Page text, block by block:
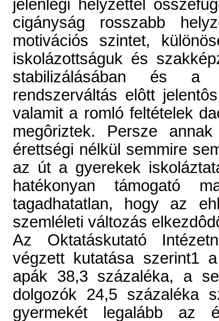
jelenlegi helyzettel
cigányság rosszabb
motivációs szintet,
iskolázottságuk és
stabilizálásában és a
rendszerváltás elôtt
valamit a romló feltételek
megôriztek. Persze
érettségi nélkül semmire
az út a gyerekek
hatékonyan támogató
tagadhatatlan, hogy az
szemléleti változás
Az Oktatáskutató
végzett kutatása szerint1
apák 38,3 százaléka, a
dolgozók 24,5 százaléka
gyermekét legalább az